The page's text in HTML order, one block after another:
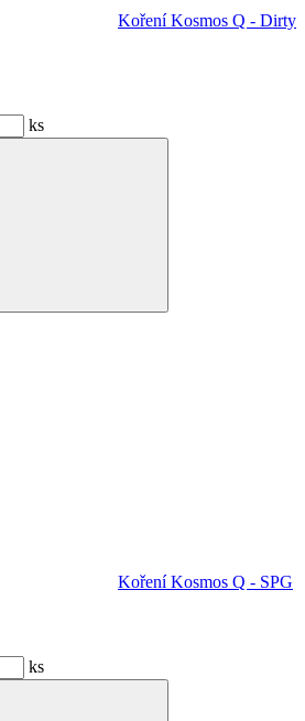
Koření Kosmos Q - Dirty
ks
Koření Kosmos Q - SPG
ks